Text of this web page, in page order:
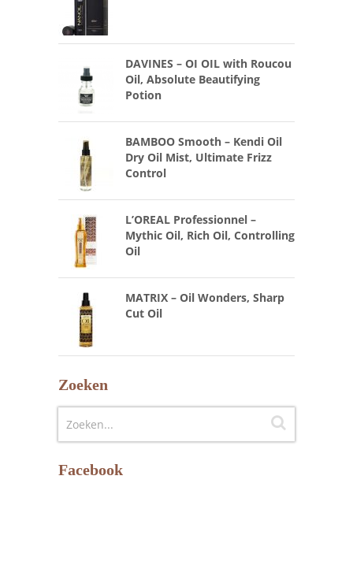
DAVINES – OI OIL with Roucou
Oil, Absolute Beautifying
Potion
BAMBOO Smooth – Kendi Oil
Dry Oil Mist, Ultimate Frizz
Control
L’OREAL Professionnel –
Mythic Oil, Rich Oil, Controlling
Oil
MATRIX – Oil Wonders, Sharp
Cut Oil
Zoeken
Facebook